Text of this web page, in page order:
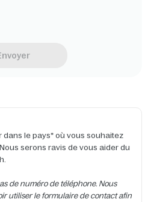
dans le pays* où vous souhaitez
serons ravis de vous aider du
de numéro de téléphone. Nous
utiliser le formulaire de contact afin